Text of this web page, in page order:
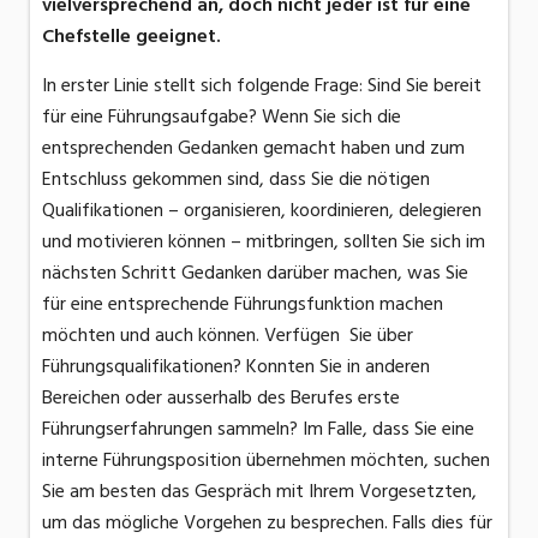
Chefstelle geeignet.
In erster Linie stellt sich folgende Frage: Sind Sie bereit
für eine Führungsaufgabe? Wenn Sie sich die
entsprechenden Gedanken gemacht haben und zum
Entschluss gekommen sind, dass Sie die nötigen
Qualifikationen – organisieren, koordinieren, delegieren
und motivieren können – mitbringen, sollten Sie sich im
nächsten Schritt Gedanken darüber machen, was Sie
für eine entsprechende Führungsfunktion machen
möchten und auch können. Verfügen Sie über
Führungsqualifikationen? Konnten Sie in anderen
Bereichen oder ausserhalb des Berufes erste
Führungserfahrungen sammeln? Im Falle, dass Sie eine
interne Führungsposition übernehmen möchten, suchen
Sie am besten das Gespräch mit Ihrem Vorgesetzten,
um das mögliche Vorgehen zu besprechen. Falls dies für